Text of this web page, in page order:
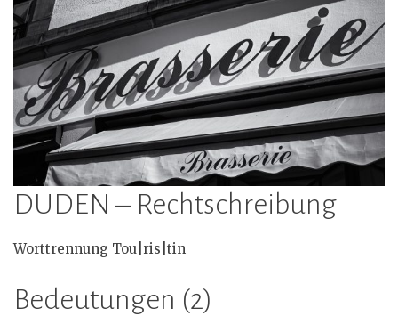
DUDEN – Rechtschreibung
Worttrennung Tou|ris|tin
Bedeutungen (2)